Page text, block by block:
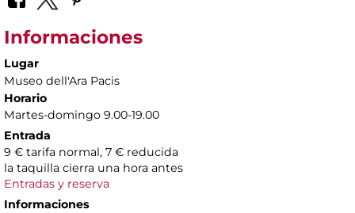
Informaciones
Lugar
Museo dell'Ara Pacis
Horario
Martes-domingo 9.00-19.00
Entrada
9 € tarifa normal, 7 € reducida
la taquilla cierra una hora antes
Entradas y reserva
Informaciones